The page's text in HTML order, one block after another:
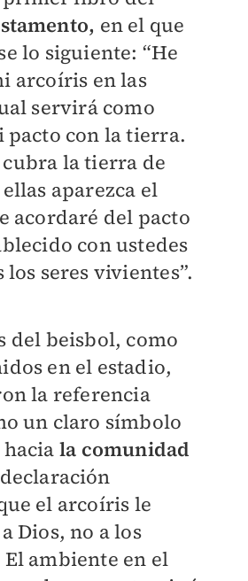
en el que
lo siguiente: “He
arcoíris en las
servirá como
pacto con la tierra.
la tierra de
aparezca el
acordaré del pacto
con ustedes
los seres vivientes”.
del beisbol, como
en el estadio,
la referencia
un claro símbolo
la comunidad
el arcoíris le
Dios, no a los
ambiente en el